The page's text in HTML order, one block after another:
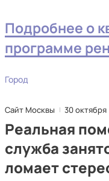
Подробнее о
программе
Город
Сайт Москвы 30 октября
Реальная
служба
ломает